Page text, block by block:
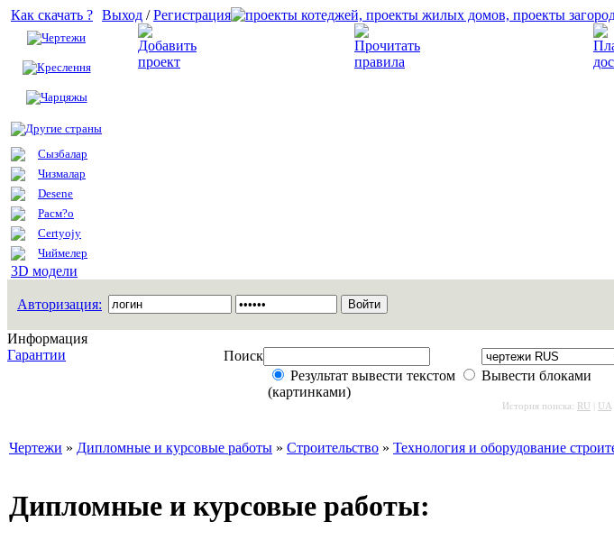
Как скачать ?
Чертежи
Креслення
Чарцяжы
Другие страны
Сызбалар
Чизмалар
Desene
Расм?о
Certyojy
Чиймелер
3D модели
Выход /Регистрация
Авторизация:
Информация
Гарантии
Поиск
Результат вывести текстом
Вывести блоками
(картинками)
История поиска: RU UA
Чертежи » Дипломные и курсовые работы » Строительство » Технология и оборудование
Дипломные и курсовые работы: